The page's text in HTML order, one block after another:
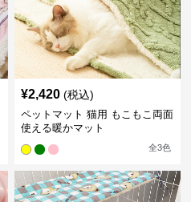
¥2,420 (税込)
ペットマット 猫用 もこもこ両面
使える暖かマット
全3色